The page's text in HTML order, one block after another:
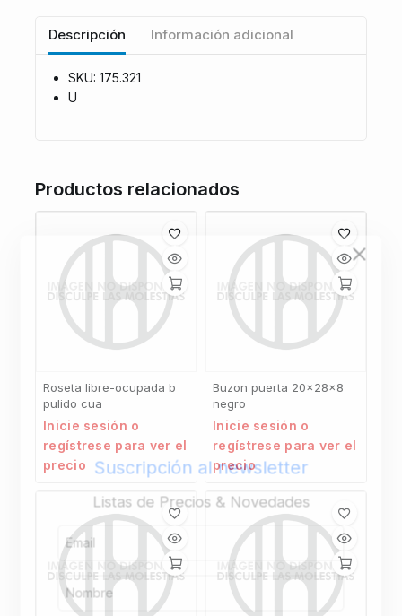
Descripción Información adicional
SKU: 175.321
U
Productos relacionados
Roseta libre-ocupada b
pulido cua
Inicie sesión o
regístrese para ver el
precio
Buzon puerta 20x28x8
negro
Inicie sesión o
regístrese para ver el
precio
Suscripción al newsletter
Listas de Precios & Novedades